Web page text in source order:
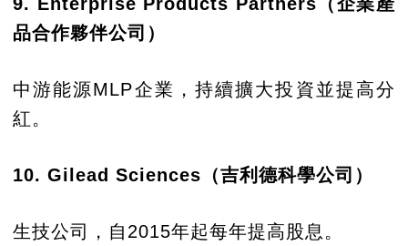
品合作夥伴公司）
中游能源MLP企業，持續擴大投資並提高分
紅。
10. Gilead Sciences（吉利德科學公司）
生技公司，自2015年起每年提高股息。